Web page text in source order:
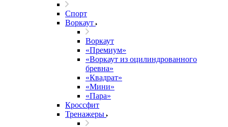
Спорт
Воркаут
Воркаут
«Премиум»
«Воркаут из оцилиндрованного
бревна»
«Квадрат»
«Мини»
«Пара»
Кроссфит
Тренажеры